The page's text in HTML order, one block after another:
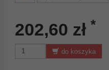
202,60 zł *
do koszyka